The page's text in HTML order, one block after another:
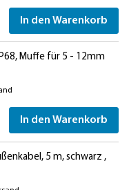
In den Warenkorb
Muffe für 5 - 12mm
In den Warenkorb
5 m, schwarz ,